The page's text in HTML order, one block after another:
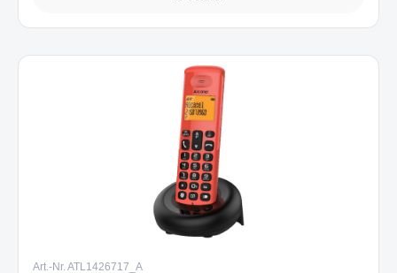
Art.-Nr. ATL1426717_A